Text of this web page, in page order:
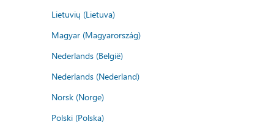
Lietuvių (Lietuva)
Magyar (Magyarország)
Nederlands (België)
Nederlands (Nederland)
Norsk (Norge)
Polski (Polska)